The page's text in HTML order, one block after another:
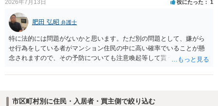
入室する行為自体は不法行為となり、また刑事的にも住居侵入罪が成
立する可能性がありますので、これを理由に一定の金銭賠償を求める
のも一つでしょう。
2026年7月13日 役にたった 1
肥田 弘昭 弁護士
特に法的には問題がないかと思います。ただ別の問題として、嫌がら
せ行為をしている者がマンション住民の中に高い確率でいることが懸
念されますので、その予防についても注意喚起等して貰うと良いかと
市区町村別に住民・入居者・買主側で絞り込む